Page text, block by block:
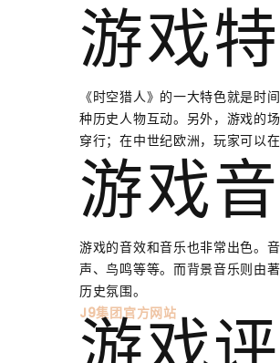
游戏
《时空猎人》的一大特色就是时
种历史人物互动。另外，游戏的
穿行；在中世纪欧洲，玩家可以
游戏
游戏的音效和音乐也非常出色。
声、鸟鸣等等。而背景音乐则由
历史氛围。
J9集团官方网站